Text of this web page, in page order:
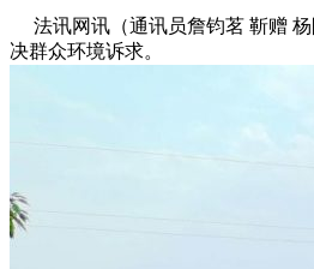
法讯网讯（通讯员詹钧茗 靳赠 杨
决群众环境诉求。